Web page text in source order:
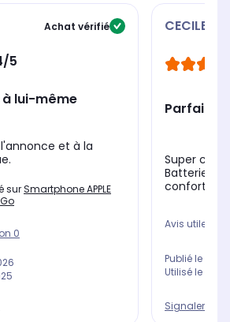
Achat vérifié
5
lui-même
et à la
surSmartphone APPLE
0
CECILE
Parfait
Super
Batterie
Avis utile ?
Publié le
Utilisé le
Signaler un